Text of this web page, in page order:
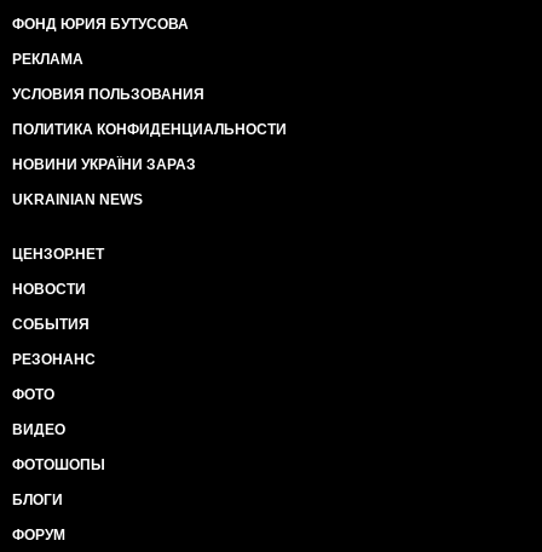
ФОНД ЮРИЯ БУТУСОВА
РЕКЛАМА
УСЛОВИЯ ПОЛЬЗОВАНИЯ
ПОЛИТИКА КОНФИДЕНЦИАЛЬНОСТИ
НОВИНИ УКРАЇНИ ЗАРАЗ
UKRAINIAN NEWS
ЦЕНЗОР.НЕТ
НОВОСТИ
СОБЫТИЯ
РЕЗОНАНС
ФОТО
ВИДЕО
ФОТОШОПЫ
БЛОГИ
ФОРУМ